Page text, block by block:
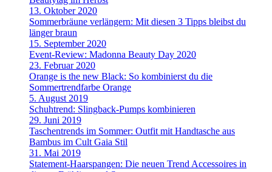
13. Oktober 2020
Sommerbräune verlängern: Mit diesen 3 Tipps bleibst du
länger braun
15. September 2020
Event-Review: Madonna Beauty Day 2020
23. Februar 2020
Orange is the new Black: So kombinierst du die
Sommertrendfarbe Orange
5. August 2019
Schuhtrend: Slingback-Pumps kombinieren
29. Juni 2019
Taschentrends im Sommer: Outfit mit Handtasche aus
Bambus im Cult Gaia Stil
31. Mai 2019
Statement-Haarspangen: Die neuen Trend Accessoires in